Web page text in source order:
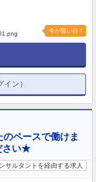
今が狙い目！
ン）
ペースで働けま
さい★
サルタントを経由する求人